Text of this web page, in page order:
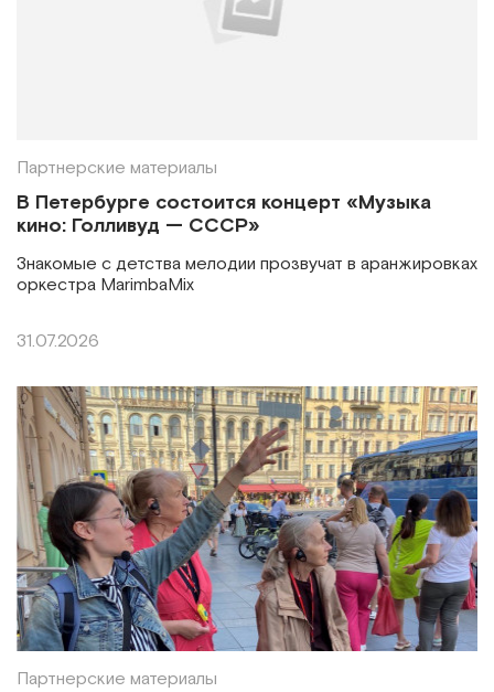
Партнерские материалы
В Петербурге состоится концерт «Музыка
кино: Голливуд — СССР»
Знакомые с детства мелодии прозвучат в аранжировках
оркестра MarimbaMix
31.07.2026
Партнерские материалы